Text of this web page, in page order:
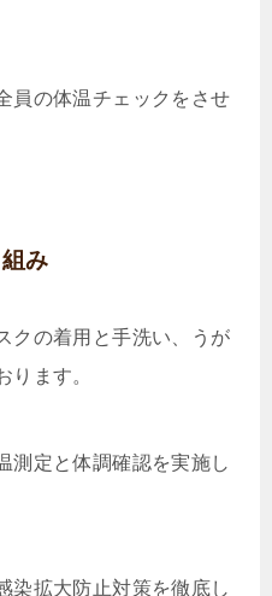
員の体温チェックをさせ
み
クの着用と手洗い、うが
ります。
測定と体調確認を実施し
染拡大防止対策を徹底し